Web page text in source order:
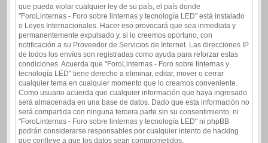
que pueda violar cualquier ley de su país, el país donde
"ForoLinternas - Foro sobre linternas y tecnología LED" está instalado
o Leyes Internacionales. Hacer eso provocará que sea inmediata y
permanentemente expulsado y, si lo creemos oportuno, con
notificación a su Proveedor de Servicios de Internet. Las direcciones IP
de todos los envíos son registradas como ayuda para reforzar estas
condiciones. Acuerda que "ForoLinternas - Foro sobre linternas y
tecnología LED" tiene derecho a eliminar, editar, mover o cerrar
cualquier tema en cualquier momento que lo creamos conveniente.
Como usuario acuerda que cualquier información que haya ingresado
será almacenada en una base de datos. Dado que esta información no
será compartida con ninguna tercera parte sin su consentimiento, ni
"ForoLinternas - Foro sobre linternas y tecnología LED" ni phpBB
podrán considerarse responsables por cualquier intento de hacking
que conlleve a que los datos sean comprometidos.